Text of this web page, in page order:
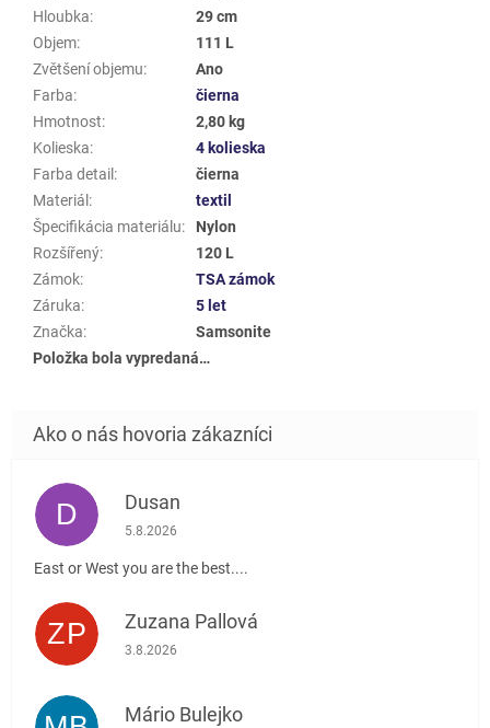
Hloubka:
29 cm
Objem:
111 L
Zvětšení objemu:
Ano
Farba:
čierna
Hmotnost:
2,80 kg
Kolieska:
4 kolieska
Farba detail :
čierna
Materiál :
textil
Špecifikácia materiálu:
Nylon
Rozšířený:
120 L
Zámok:
TSA zámok
Záruka:
5 let
Značka:
Samsonite
Položka bola vypredaná…
D Dusan
Hodnotenie obchodu je 5 z 5 hviezdičiek.
5.8.2026
East or West you are the best....
ZP Zuzana Pallová
Hodnotenie obchodu je 5 z 5 hviezdičiek.
3.8.2026
Mário Bulejko